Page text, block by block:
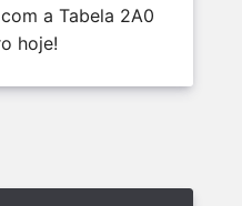
a Tabela 2A0
hoje!